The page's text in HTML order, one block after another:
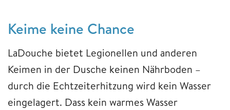
Keime keine Chance
LaDouche bietet Legionellen und anderen
Keimen in der Dusche keinen Nährboden –
durch die Echtzeiterhitzung wird kein Wasser
eingelagert. Dass kein warmes Wasser